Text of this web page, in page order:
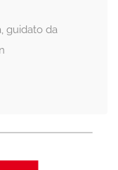
guidato da